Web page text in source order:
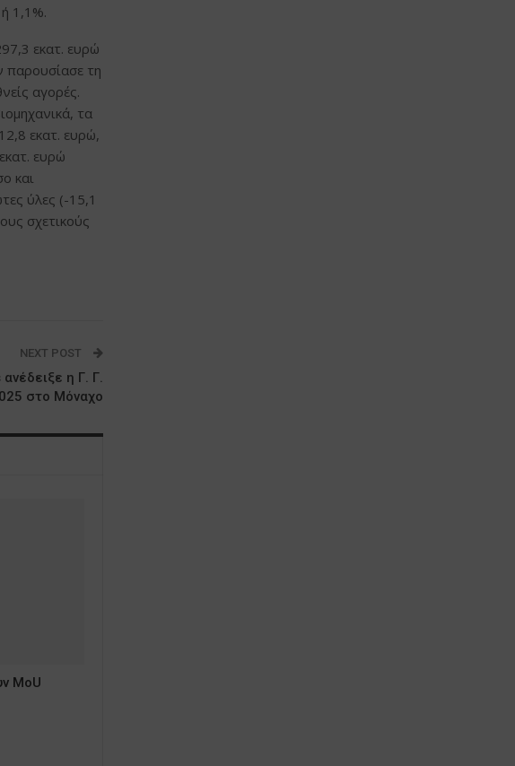
1,1%.
εκατ. ευρώ
παρουσίασε τη
αγορές.
τα
εκατ. ευρώ,
ευρώ
και
ύλες (-15,1
σχετικούς
NEXT POST
η Γ. Γ.
στο Μόναχο
MoU